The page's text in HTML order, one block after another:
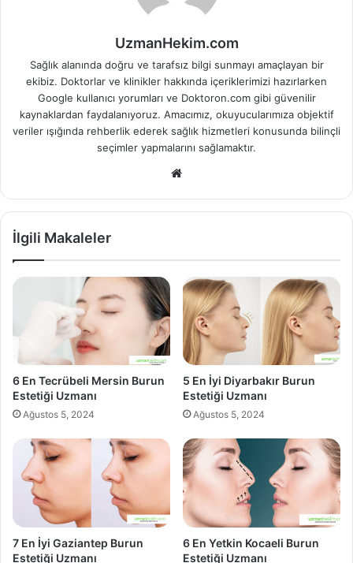
UzmanHekim.com
Sağlık alanında doğru ve tarafsız bilgi sunmayı amaçlayan bir
ekibiz. Doktorlar ve klinikler hakkında içeriklerimizi hazırlarken
Google kullanıcı yorumları ve Doktoron.com gibi güvenilir
kaynaklardan faydalanıyoruz. Amacımız, okuyucularımıza objektif
veriler ışığında rehberlik ederek sağlık hizmetleri konusunda bilinçli
seçimler yapmalarını sağlamaktır.
İlgili Makaleler
6 En Tecrübeli Mersin Burun
Estetiği Uzmanı
Ağustos 5, 2024
5 En İyi Diyarbakır Burun
Estetiği Uzmanı
Ağustos 5, 2024
7 En İyi Gaziantep Burun
Estetiği Uzmanı
6 En Yetkin Kocaeli Burun
Estetiği Uzmanı